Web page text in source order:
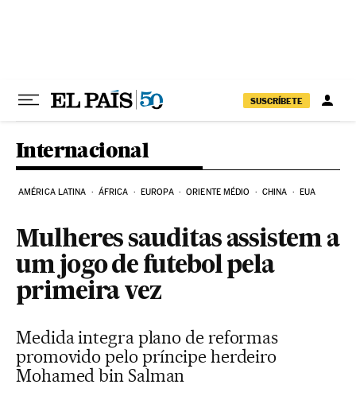
SUSCRÍBETE
Internacional
AMÉRICA LATINA ÁFRICA EUROPA ORIENTE MÉDIO CHINA EUA
Mulheres sauditas assistem a
um jogo de futebol pela
primeira vez
Medida integra plano de reformas
promovido pelo príncipe herdeiro
Mohamed bin Salman